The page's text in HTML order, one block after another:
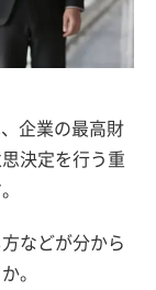
企業の最高財
決定を行う重
などが分から
。